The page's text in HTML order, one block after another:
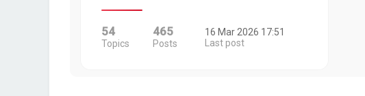
54
Topics
465
Posts
16 Mar 2026 17:51
Last post